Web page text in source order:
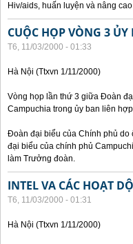
Hiv/aids, huấn luyện và nâng
CUỘC HỌP VÒNG 3
T6, 11/03/2000 - 01:33
Hà Nội (Ttxvn 1/11/2000)
Vòng họp lần thứ 3 giữa Đoàn
Campuchia trong ủy ban liên
Đoàn đại biểu của Chính phủ
đại biểu của chính phủ
làm Trưởng đoàn.
INTEL VA CÁC HOẠT
T6, 11/03/2000 - 01:31
Hà Nội (Ttxvn 1/11/2000)